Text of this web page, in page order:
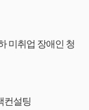
미취업 장애인 청
컨설팅